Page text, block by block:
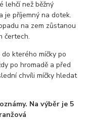
lehčí než běžný
je příjemný na dotek.
na zem zůstanou
čertech.
kterého míčky po
po hromadě a před
chvíli míčky hledat
Na výběr je 5